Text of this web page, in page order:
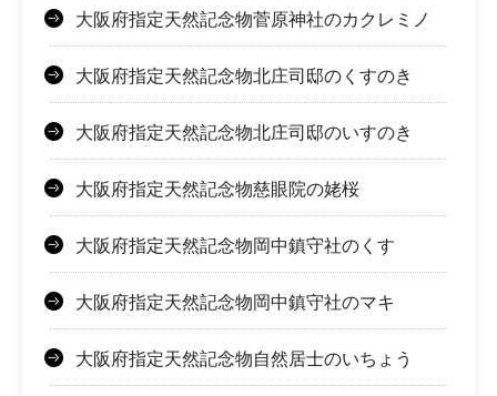
大阪府指定天然記念物菅原神社のカクレミノ
大阪府指定天然記念物北庄司邸のくすのき
大阪府指定天然記念物北庄司邸のいすのき
大阪府指定天然記念物慈眼院の姥桜
大阪府指定天然記念物岡中鎮守社のくす
大阪府指定天然記念物岡中鎮守社のマキ
大阪府指定天然記念物自然居士のいちょう